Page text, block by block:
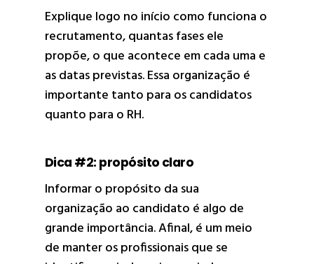
Explique logo no início como funciona o
recrutamento, quantas fases ele
propõe, o que acontece em cada uma e
as datas previstas. Essa organização é
importante tanto para os candidatos
quanto para o RH.
Dica #2: propósito claro
Informar o propósito da sua
organização ao candidato é algo de
grande importância. Afinal, é um meio
de manter os profissionais que se